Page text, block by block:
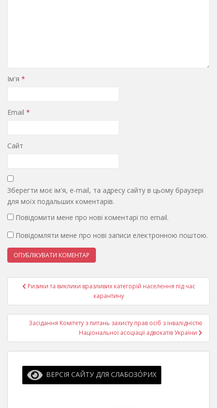
Ім'я *
Email *
Сайт
Зберегти моє ім'я, e-mail, та адресу сайту в цьому браузері
для моїх подальших коментарів.
Повідомити мене про нові коментарі по email.
Повідомляти мене про нові записи електронною поштою.
Навігація
Ризики та виклики вразливих категорій населення під час
карантину
Засідання Комітету з питань захисту прав осіб з інвалідністю
Національної асоціації адвокатів України
ВЕРСІЯ САЙТУ ДЛЯ СЛАБОЗО́РИХ